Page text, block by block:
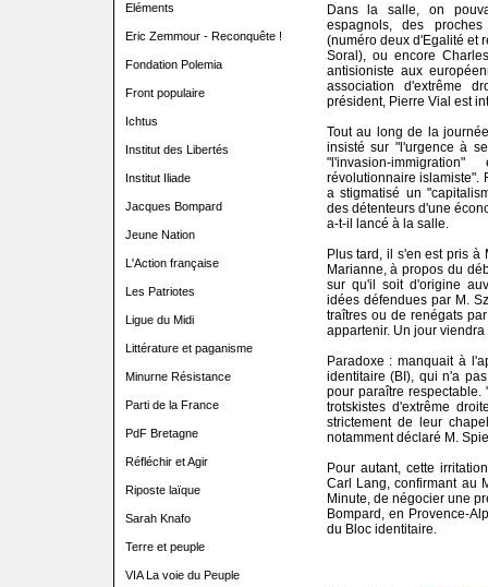
Eléments
Eric Zemmour - Reconquête !
Fondation Polemia
Front populaire
Ichtus
Institut des Libertés
Institut Iliade
Jacques Bompard
Jeune Nation
L'Action française
Les Patriotes
Ligue du Midi
Littérature et paganisme
Minurne Résistance
Parti de la France
PdF Bretagne
Réfléchir et Agir
Riposte laïque
Sarah Knafo
Terre et peuple
VIA La voie du Peuple
Dans la salle, on
espagnols, des
(numéro deux d'Egalité et
Soral), ou encore
antisioniste aux
association d'extrême
président, Pierre Vial est
Tout au long de la
insisté sur "l'urgence à
"l'invasion-
révolutionnaire islamiste".
a stigmatisé un
des détenteurs d'une
a-t-il lancé à la salle.
Plus tard, il s'en est pris
Marianne, à propos du
sur qu'il soit d'origine
idées défendues par M.
traîtres ou de renégats
appartenir. Un jour
Paradoxe : manquait à
identitaire (BI), qui n'a
pour paraître respectable.
trotskistes d'extrême
strictement de leur
notamment déclaré M.
Pour autant, cette
Carl Lang, confirmant au
Minute, de négocier une
Bompard, en Provence-
du Bloc identitaire.